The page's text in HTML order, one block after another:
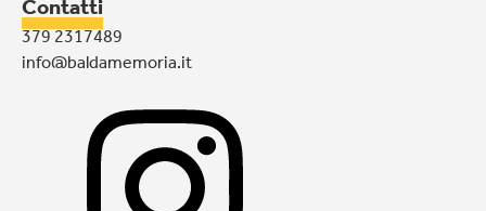
Contatti
379 2317489
info@baldamemoria.it